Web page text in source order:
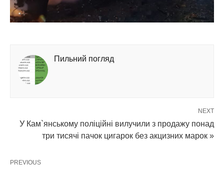
Пильний погляд
NEXT
У Кам`янському поліційні вилучили з продажу понад
три тисячі пачок цигарок без акцизних марок »
PREVIOUS